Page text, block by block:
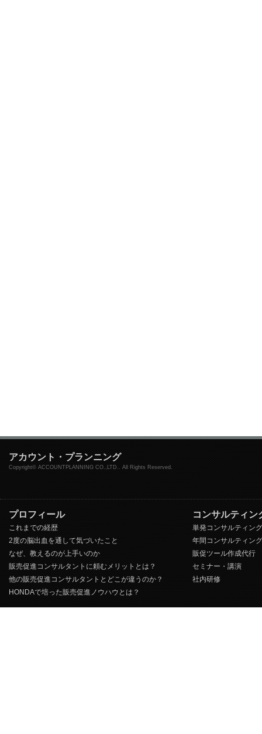
アカウント・プランニング
Copyright© ACCOUNTPLANNING CO.,LTD.. All Rights Reserved.
プロフィール
これまでの経歴
2度の脳出血を通して気づいたこと
なぜ、教えるのが上手いのか
販売促進コンサルタントに頼むメリットとは？
他の販売促進コンサルタントとどこが違うのか？
HONDAで培った販売促進ノウハウとは？
コンサルティン
単発コンサルティング
年間コンサルティング
販促ツール作成代行
セミナー・講演
社内研修